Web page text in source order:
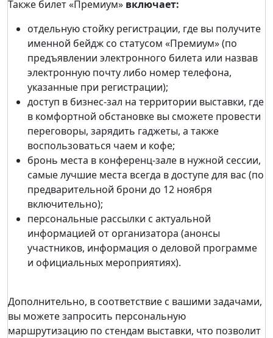
Также билет «Премиум» включает:
отдельную стойку регистрации, где вы получите
именной бейдж со статусом «Премиум» (по
предъявлении электронного билета или назвав
электронную почту либо номер телефона,
указанные при регистрации);
доступ в бизнес-зал на территории выставки, где
в комфортной обстановке вы сможете провести
переговоры, зарядить гаджеты, а также
воспользоваться чаем и кофе;
бронь места в конференц-зале в нужной сессии,
самые лучшие места всегда в доступе для вас (по
предварительной брони до 12 ноября
включительно);
персональные рассылки с актуальной
информацией от организатора (анонсы
участников, информация о деловой программе
и официальных мероприятиях).
Дополнительно, в соответствие с вашими задачами,
вы можете запросить персональную
маршрутизацию по стендам выставки, что позволит